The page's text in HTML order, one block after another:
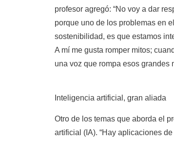
profesor agregó: “No voy a dar
porque uno de los problemas en
sostenibilidad, es que estamos
A mí me gusta romper mitos;
una voz que rompa esos grandes
Inteligencia artificial, gran aliada
Otro de los temas que aborda el
artificial (IA). “Hay aplicaciones